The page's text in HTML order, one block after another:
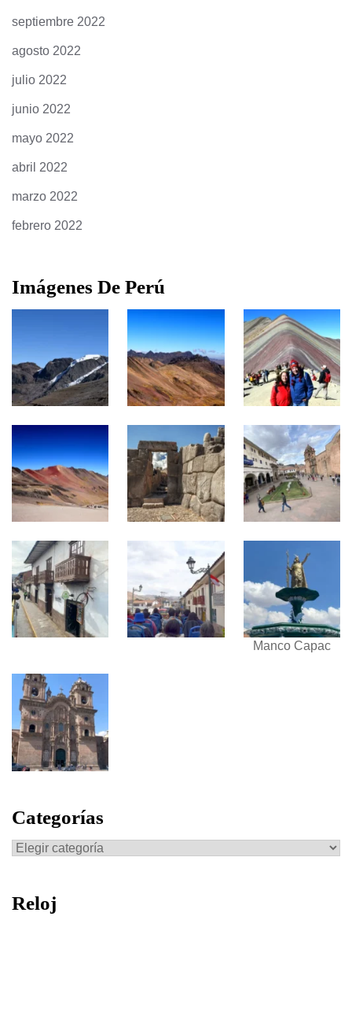
septiembre 2022
agosto 2022
julio 2022
junio 2022
mayo 2022
abril 2022
marzo 2022
febrero 2022
Imágenes De Perú
Manco Capac
Categorías
Categorías
Reloj